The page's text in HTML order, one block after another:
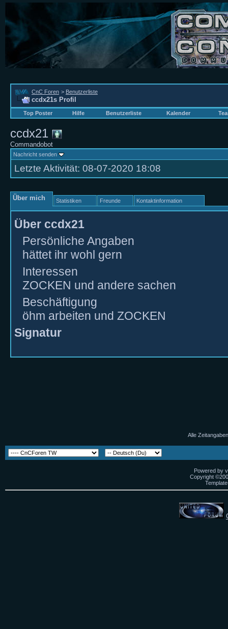
CnC Foren > Benutzerliste
ccdx21s Profil
Top Poster Hilfe Benutzerliste Kalender
ccdx21
Commandobot
Nachricht senden
Letzte Aktivität: 08-07-2020 18:08
Über mich Statistiken Freunde Kontaktinformation
Über ccdx21
Persönliche Angaben
hättet ihr wohl gern
Interessen
ZOCKEN und andere sachen
Beschäftigung
öhm arbeiten und ZOCKEN
Signatur
Alle
Powered by
Copyright